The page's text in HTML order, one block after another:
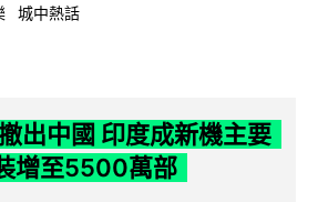
城中熱話
出中國 印度成新機主要
增至5500萬部